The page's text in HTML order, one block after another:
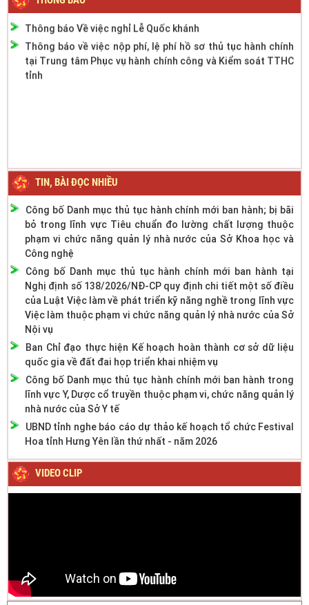
Thông báo Về việc nghỉ Lễ Quốc khánh
Thông báo về việc nộp phí, lệ phí hồ sơ thủ tục hành chính
tại Trung tâm Phục vụ hành chính công và Kiểm soát TTHC
tỉnh
TIN, BÀI ĐỌC NHIỀU
Công bố Danh mục thủ tục hành chính mới ban hành; bị bãi
bỏ trong lĩnh vực Tiêu chuẩn đo lường chất lượng thuộc
phạm vi chức năng quản lý nhà nước của Sở Khoa học và
Công nghệ
Công bố Danh mục thủ tục hành chính mới ban hành tại
Nghị định số 138/2026/NĐ-CP quy định chi tiết một số điều
của Luật Việc làm về phát triển kỹ năng nghề trong lĩnh vực
Việc làm thuộc phạm vi chức năng quản lý nhà nước của Sở
Nội vụ
Ban Chỉ đạo thực hiện Kế hoạch hoàn thành cơ sở dữ liệu
quốc gia về đất đai họp triển khai nhiệm vụ
Công bố Danh mục thủ tục hành chính mới ban hành trong
lĩnh vực Y, Dược cổ truyền thuộc phạm vi, chức năng quản lý
nhà nước của Sở Y tế
UBND tỉnh nghe báo cáo dự thảo kế hoạch tổ chức Festival
Hoa tỉnh Hưng Yên lần thứ nhất - năm 2026
VIDEO CLIP